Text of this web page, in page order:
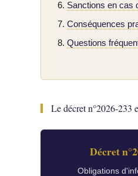
Sanctions en cas
Conséquences
Questions
Le décret n°2026-233
Décret
Obligations